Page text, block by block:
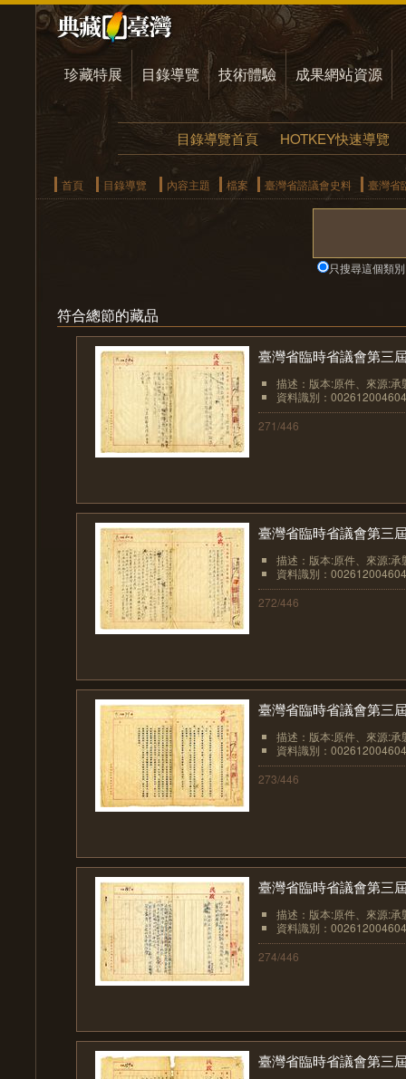
珍藏特展 目錄導覽 技術體驗 成果網站資源
目錄導覽首頁 HOTKEY快速導覽
首頁 目錄導覽 內容主題 檔案 臺灣省諮議會史料 臺灣省
只搜尋這個類別
符合總節的藏品
臺灣省臨時省議會第三
描述：版本:原件、來源:承
資料識別：
271/446
臺灣省臨時省議會第三
描述：版本:原件、來源:
資料識別：
272/446
臺灣省臨時省議會第三
描述：版本:原件、來源:承
資料識別：
273/446
臺灣省臨時省議會第三
描述：版本:原件、來源:承
資料識別：
274/446
臺灣省臨時省議會第三